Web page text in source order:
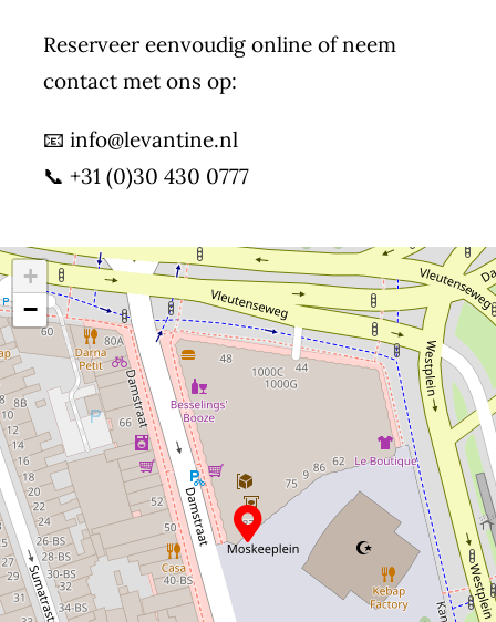
Reserveer eenvoudig online of neem
contact met ons op:
📧 info@levantine.nl
📞 +31 (0)30 430 0777
+
−